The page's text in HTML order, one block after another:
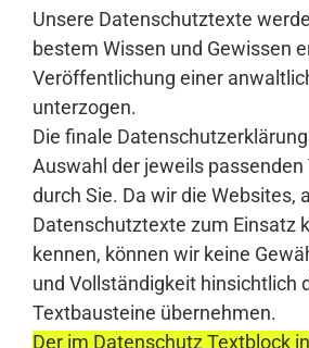
Unsere Datenschutztexte
bestem Wissen und Gewissen
Veröffentlichung einer
unterzogen.
Die finale
Auswahl der jeweils
durch Sie. Da wir die Websites,
Datenschutztexte zum Einsatz
kennen, können wir keine
und Vollständigkeit hinsichtlich
Textbausteine übernehmen.
Der im Datenschutz Textblock